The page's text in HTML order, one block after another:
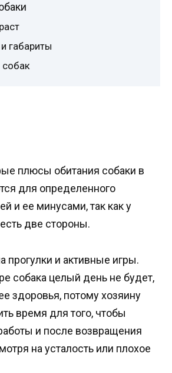
габариты
собак
плюсы обитания собаки в
для определенного
и ее минусами, так как у
две стороны.
прогулки и активные игры.
собака целый день не будет,
здоровья, потому хозяину
время для того, чтобы
и после возвращения
на усталость или плохое